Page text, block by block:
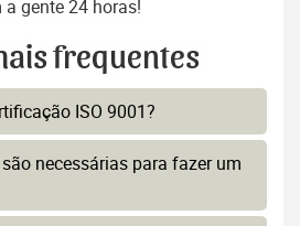
gente 24 horas!
frequentes
ISO 9001?
necessárias para fazer um